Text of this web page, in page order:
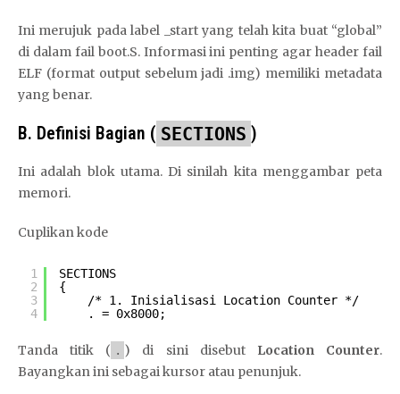
Ini merujuk pada label _start yang telah kita buat “global”
di dalam fail boot.S. Informasi ini penting agar header fail
ELF (format output sebelum jadi .img) memiliki metadata
yang benar.
B. Definisi Bagian ( SECTIONS )
Ini adalah blok utama. Di sinilah kita menggambar peta
memori.
Cuplikan kode
1
2
3
4
SECTIONS
{
/* 1. Inisialisasi Location Counter */
. = 0x8000;
Tanda titik ( . ) di sini disebut Location Counter.
Bayangkan ini sebagai kursor atau penunjuk.